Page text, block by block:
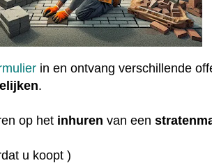
in en ontvang verschillende
.
op het inhuren van een
u koopt )